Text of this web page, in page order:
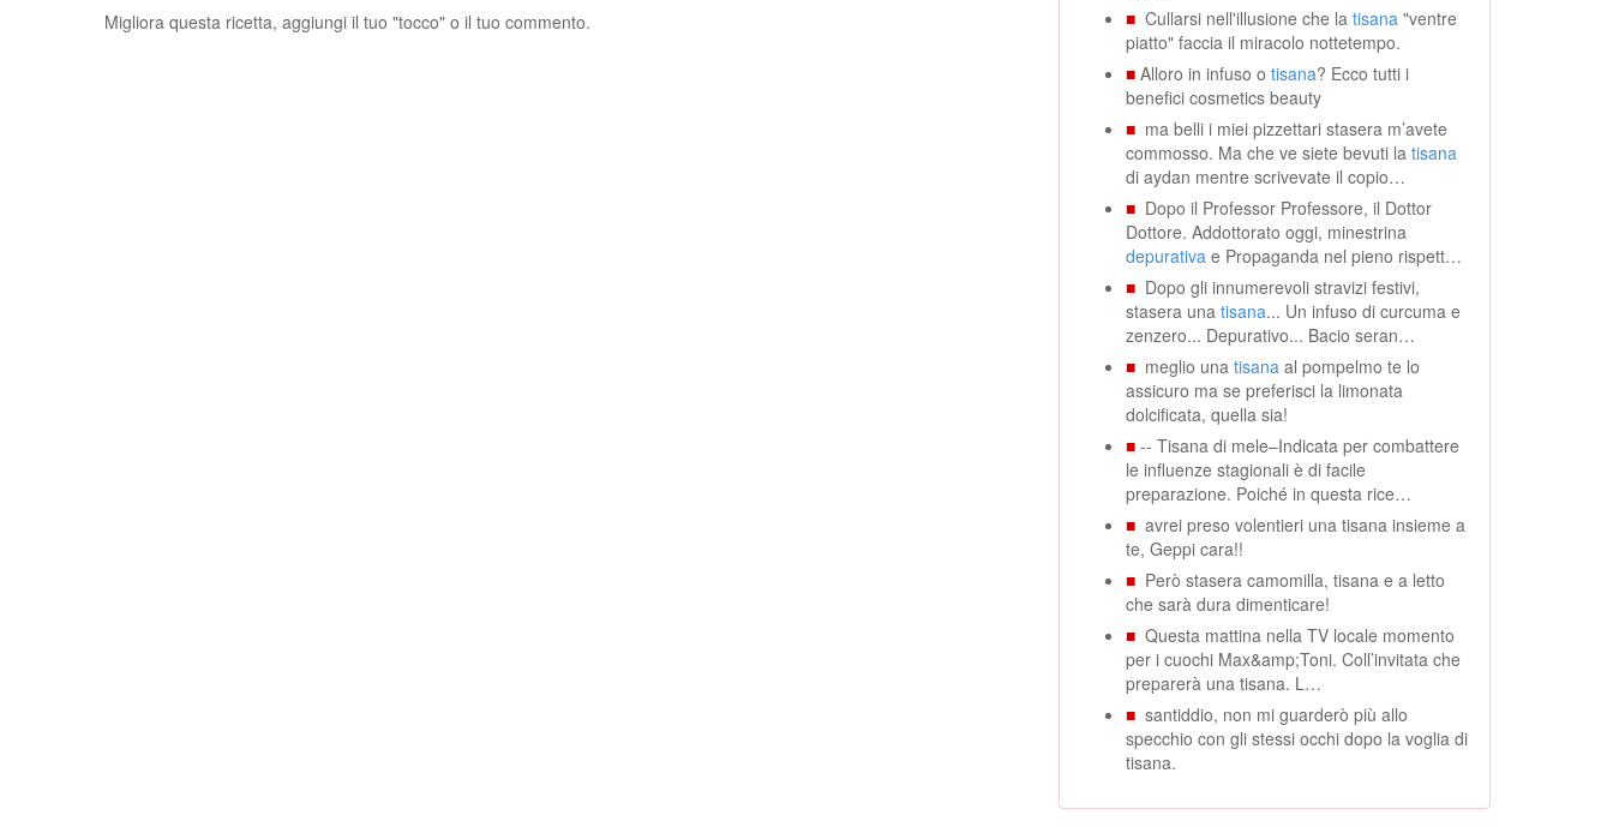
Migliora questa ricetta, aggiungi il tuo "tocco" o il tuo commento.
■ Cullarsi nell'illusione che la tisana "ventre
piatto" faccia il miracolo nottetempo.
■ Alloro in infuso o tisana? Ecco tutti i
benefici cosmetics beauty
■ ma belli i miei pizzettari stasera m’avete
commosso. Ma che ve siete bevuti la tisana
di aydan mentre scrivevate il copio…
■ Dopo il Professor Professore, il Dottor
Dottore. Addottorato oggi, minestrina
depurativa e Propaganda nel pieno rispett…
■ Dopo gli innumerevoli stravizi festivi,
stasera una tisana... Un infuso di curcuma e
zenzero... Depurativo... Bacio seran…
■ meglio una tisana al pompelmo te lo
assicuro ma se preferisci la limonata
dolcificata, quella sia!
■ -- Tisana di mele–Indicata per combattere
le influenze stagionali è di facile
preparazione. Poiché in questa rice…
■ avrei preso volentieri una tisana insieme a
te, Geppi cara!!
■ Però stasera camomilla, tisana e a letto
che sarà dura dimenticare!
■ Questa mattina nella TV locale momento
per i cuochi Max&amp;Toni. Coll’invitata che
preparerà una tisana. L…
■ santiddio, non mi guarderò più allo
specchio con gli stessi occhi dopo la voglia di
tisana.